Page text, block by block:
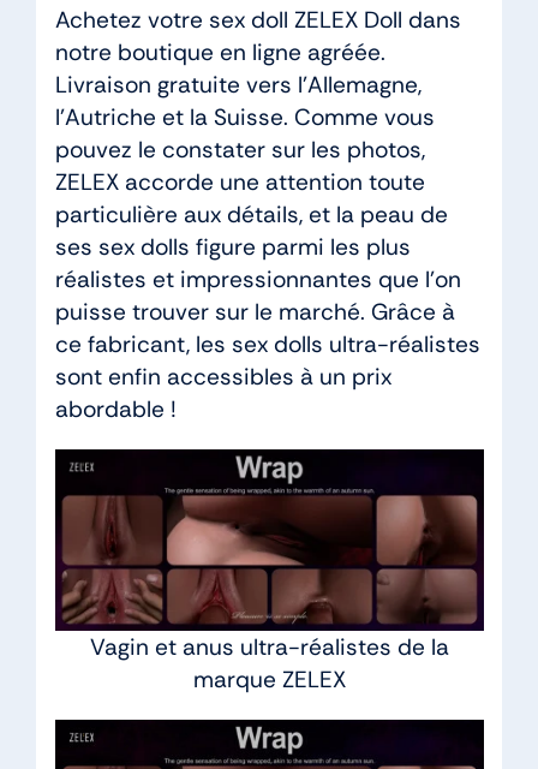
Achetez votre sex doll ZELEX Doll dans
notre boutique en ligne agréée.
Livraison gratuite vers l’Allemagne,
l’Autriche et la Suisse. Comme vous
pouvez le constater sur les photos,
ZELEX accorde une attention toute
particulière aux détails, et la peau de
ses sex dolls figure parmi les plus
réalistes et impressionnantes que l’on
puisse trouver sur le marché. Grâce à
ce fabricant, les sex dolls ultra-réalistes
sont enfin accessibles à un prix
abordable !
Vagin et anus ultra-réalistes de la
marque ZELEX